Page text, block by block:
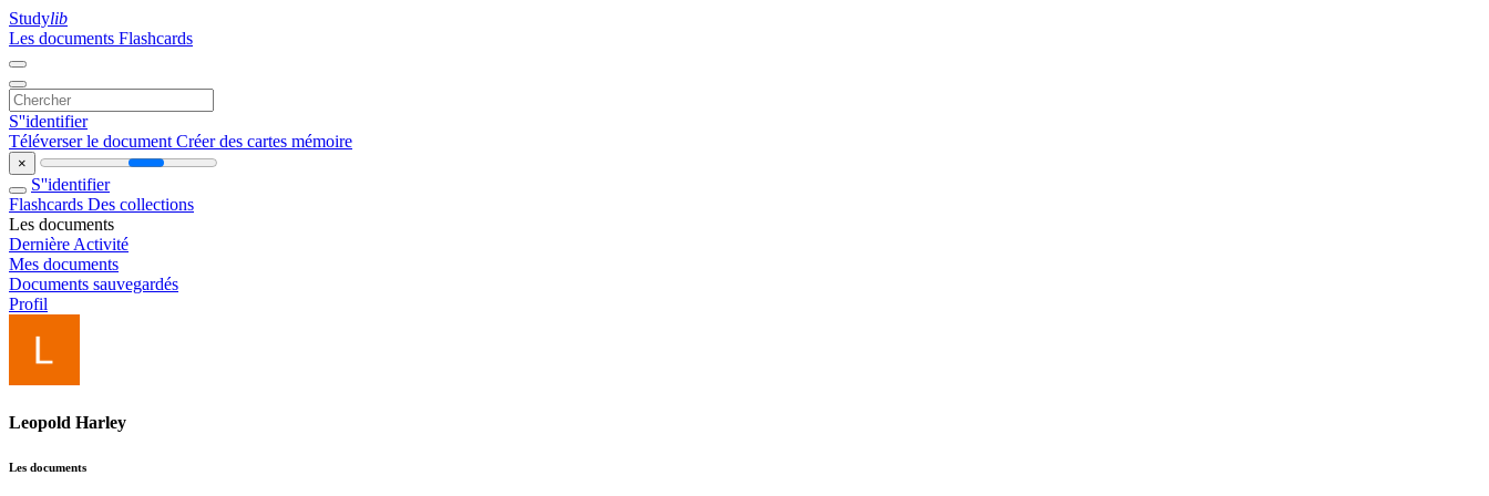
Studylib
Les documents Flashcards
S''identifier
Téléverser le document Créer des cartes mémoire
×
S''identifier
Flashcards Des collections
Les documents
Dernière Activité
Mes documents
Documents sauvegardés
Profil
Leopold Harley
Les documents